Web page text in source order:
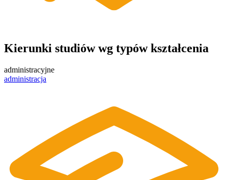
Kierunki studiów wg typów kształcenia
administracyjne
administracja